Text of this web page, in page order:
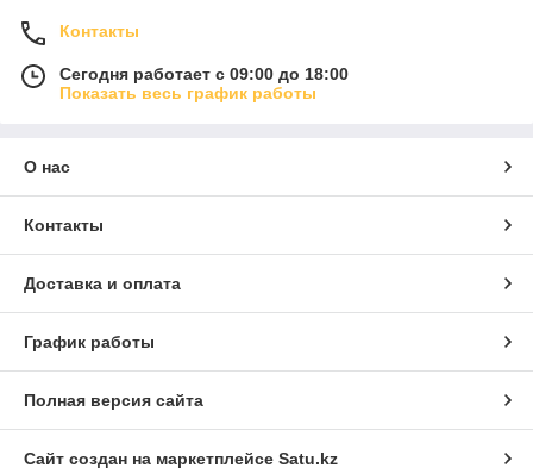
Контакты
Сегодня работает с 09:00 до 18:00
Показать весь график работы
О нас
Контакты
Доставка и оплата
График работы
Полная версия сайта
Сайт создан на маркетплейсе Satu.kz